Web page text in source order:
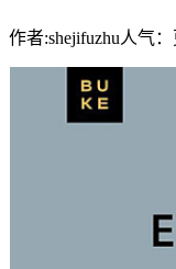
作者:shejifuzhu人气：